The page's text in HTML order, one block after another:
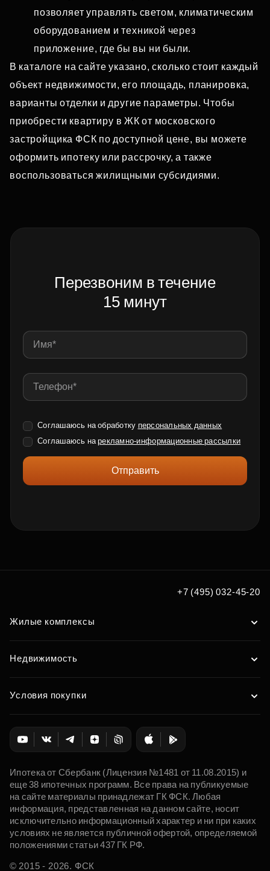
позволяет управлять светом, климатическим
оборудованием и техникой через
приложение, где бы вы ни были.
В каталоге на сайте указано, сколько стоит каждый
объект недвижимости, его площадь, планировка,
варианты отделки и другие параметры. Чтобы
приобрести квартиру в ЖК от московского
застройщика ФСК по доступной цене, вы можете
оформить ипотеку или рассрочку, а также
воспользоваться жилищными субсидиями.
Перезвоним в течение
15 минут
Соглашаюсь на обработку персональных данных
Соглашаюсь нарекламно-информационные рассылки
Отправить
+7 (495) 032-45-20
Жилые комплексы
Недвижимость
Условия покупки
Ипотека от Сбербанк (Лицензия №1481 от 11.08.2015) и
еще 38 ипотечных программ. Все права на публикуемые
на сайте материалы принадлежат ГК ФСК. Любая
информация, представленная на данном сайте, носит
исключительно информационный характер и ни при каких
условиях не является публичной офертой, определяемой
положениями статьи 437 ГК РФ.
© 2015 - 2026. ФСК